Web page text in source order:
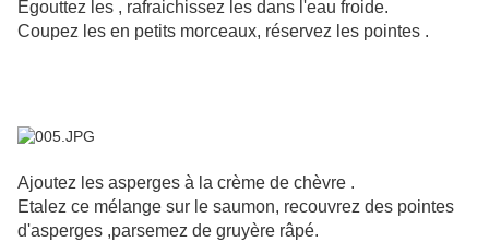
Egouttez les , rafraichissez les dans l'eau froide.
Coupez les en petits morceaux, réservez les pointes .
Ajoutez les asperges à la crème de chèvre .
Etalez ce mélange sur le saumon, recouvrez des pointes
d'asperges ,parsemez de gruyère râpé.